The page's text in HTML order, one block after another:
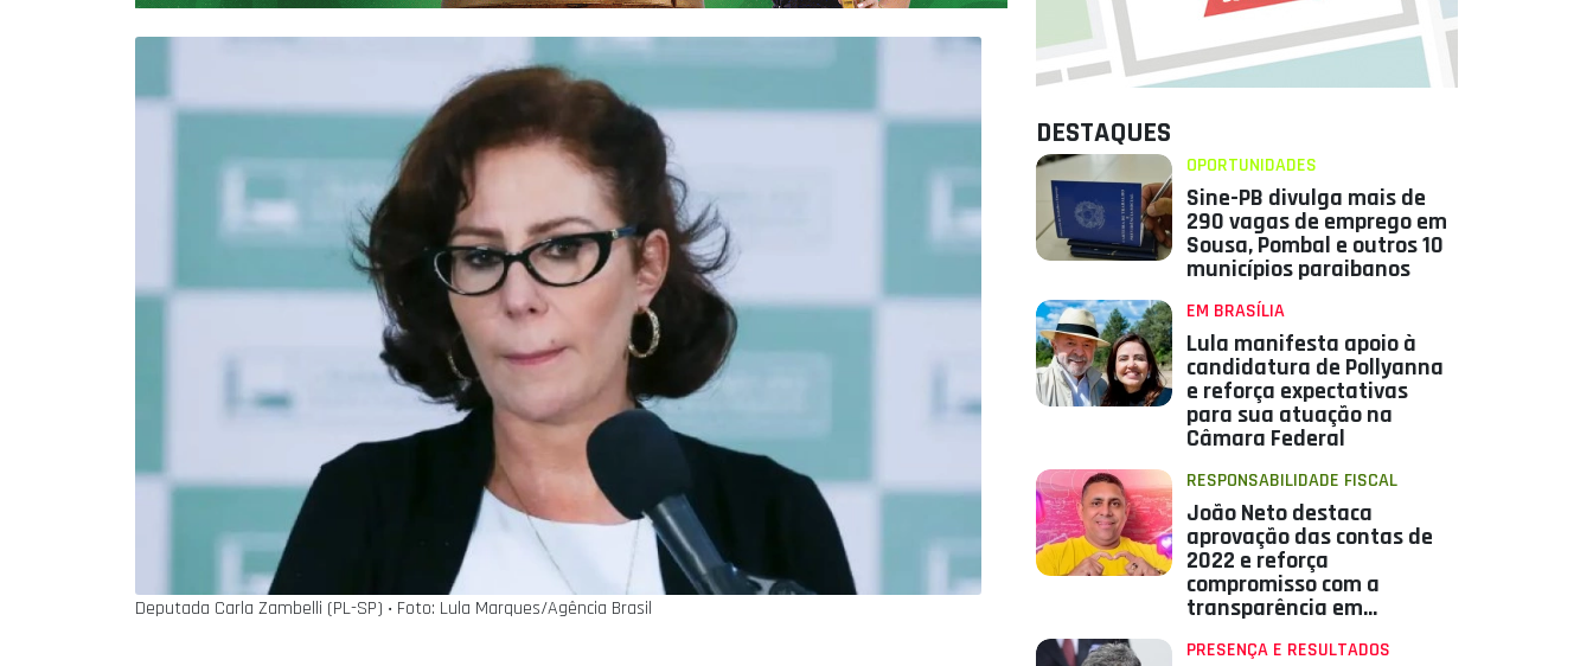
Deputada Carla Zambelli (PL-SP) ‧ Foto: Lula Marques/Agência Brasil
DESTAQUES
OPORTUNIDADES
Sine-PB divulga mais de
290 vagas de emprego em
Sousa, Pombal e outros 10
municípios paraibanos
EM BRASÍLIA
Lula manifesta apoio à
candidatura de Pollyanna
e reforça expectativas
para sua atuação na
Câmara Federal
RESPONSABILIDADE FISCAL
João Neto destaca
aprovação das contas de
2022 e reforça
compromisso com a
transparência em
PRESENÇA E RESULTADOS